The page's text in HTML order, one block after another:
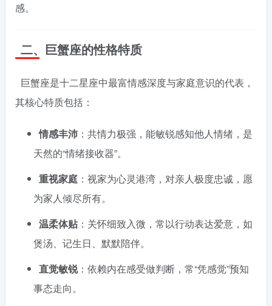
感。
二、巨蟹座的性格特质
巨蟹座是十二星座中最富情感深度与家庭意识的代表，
其核心特质包括：
情感丰沛 ：共情力极强，能敏锐感知他人情绪，是
天然的“情绪接收器”。
重视家庭 ：视家为心灵港湾，对亲人极度忠诚，愿
为家人倾尽所有。
温柔体贴：关怀细致入微，常以行动表达爱意，如
煲汤、记生日、默默陪伴。
直觉敏锐：依赖内在感受做判断，常“凭感觉”预知
事态走向。